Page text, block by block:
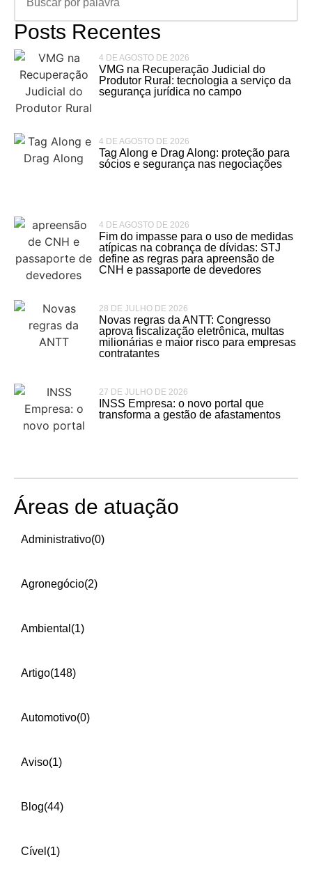
Posts Recentes
4 DE AGOSTO DE 2026
VMG na Recuperação Judicial do
Produtor Rural: tecnologia a serviço da
segurança jurídica no campo
4 DE AGOSTO DE 2026
Tag Along e Drag Along: proteção para
sócios e segurança nas negociações
4 DE AGOSTO DE 2026
Fim do impasse para o uso de medidas
atípicas na cobrança de dívidas: STJ
define as regras para apreensão de
CNH e passaporte de devedores
28 DE JULHO DE 2026
Novas regras da ANTT: Congresso
aprova fiscalização eletrônica, multas
milionárias e maior risco para empresas
contratantes
27 DE JULHO DE 2026
INSS Empresa: o novo portal que
transforma a gestão de afastamentos
Áreas de atuação
Administrativo(0)
Agronegócio(2)
Ambiental (1)
Artigo(148)
Automotivo(0)
Aviso(1)
Blog(44)
Cível (1)